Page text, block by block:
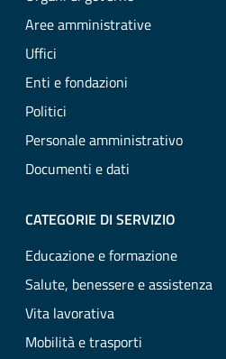
Aree amministrative
Uffici
Enti e fondazioni
Politici
Personale amministrativo
Documenti e dati
CATEGORIE DI SERVIZIO
Educazione e formazione
Salute, benessere e assistenza
Vita lavorativa
Mobilità e trasporti